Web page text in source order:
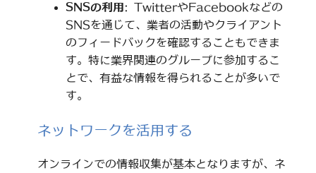
SNSの利用 : TwitterやFacebookなどの
SNSを通じて、業者の活動やクライアント
のフィードバックを確認することもできま
す。特に業界関連のグループに参加するこ
とで、有益な情報を得られることが多いで
す。
ネットワークを活用する
オンラインでの情報収集が基本となりますが、ネ